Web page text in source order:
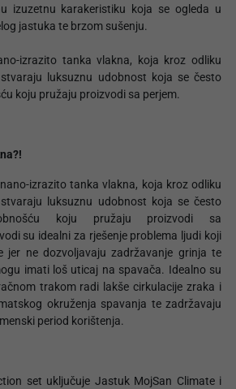
izuzetnu karakeristiku koja se ogleda u
jastuka te brzom sušenju.
izrazito tanka vlakna, koja kroz odliku
luksuznu udobnost koja se često
koju pružaju proizvodi sa perjem.
izrazito tanka vlakna, koja kroz odliku
luksuznu udobnost koja se često
koju pružaju proizvodi sa
su idealni za rješenje problema ljudi koji
jer ne dozvoljavaju zadržavanje grinja te
imati loš uticaj na spavača. Idealno su
trakom radi lakše cirkulacije zraka i
okruženja spavanja te zadržavaju
period korištenja.
set uključuje Jastuk MojSan Climate i